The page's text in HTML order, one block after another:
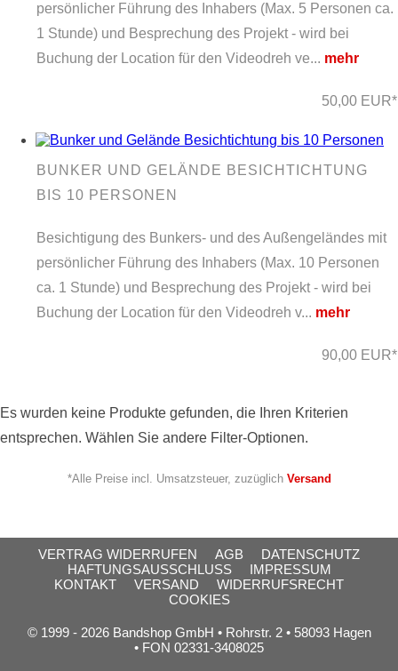
persönlicher Führung des Inhabers (Max. 5 Personen ca.
1 Stunde) und Besprechung des Projekt - wird bei
Buchung der Location für den Videodreh ve... mehr
50,00 EUR*
BUNKER UND GELÄNDE BESICHTICHTUNG
BIS 10 PERSONEN
Besichtigung des Bunkers- und des Außengeländes mit
persönlicher Führung des Inhabers (Max. 10 Personen
ca. 1 Stunde) und Besprechung des Projekt - wird bei
Buchung der Location für den Videodreh v... mehr
90,00 EUR*
Es wurden keine Produkte gefunden, die Ihren Kriterien
entsprechen. Wählen Sie andere Filter-Optionen.
*Alle Preise incl. Umsatzsteuer, zuzüglich Versand
VERTRAG WIDERRUFEN AGB
DATENSCHUTZ
HAFTUNGSAUSSCHLUSS
IMPRESSUM
KONTAKT
VERSAND
WIDERRUFSRECHT
COOKIES
© 1999 - 2026 Bandshop GmbH • Rohrstr. 2 • 58093 Hagen
• FON 02331-3408025